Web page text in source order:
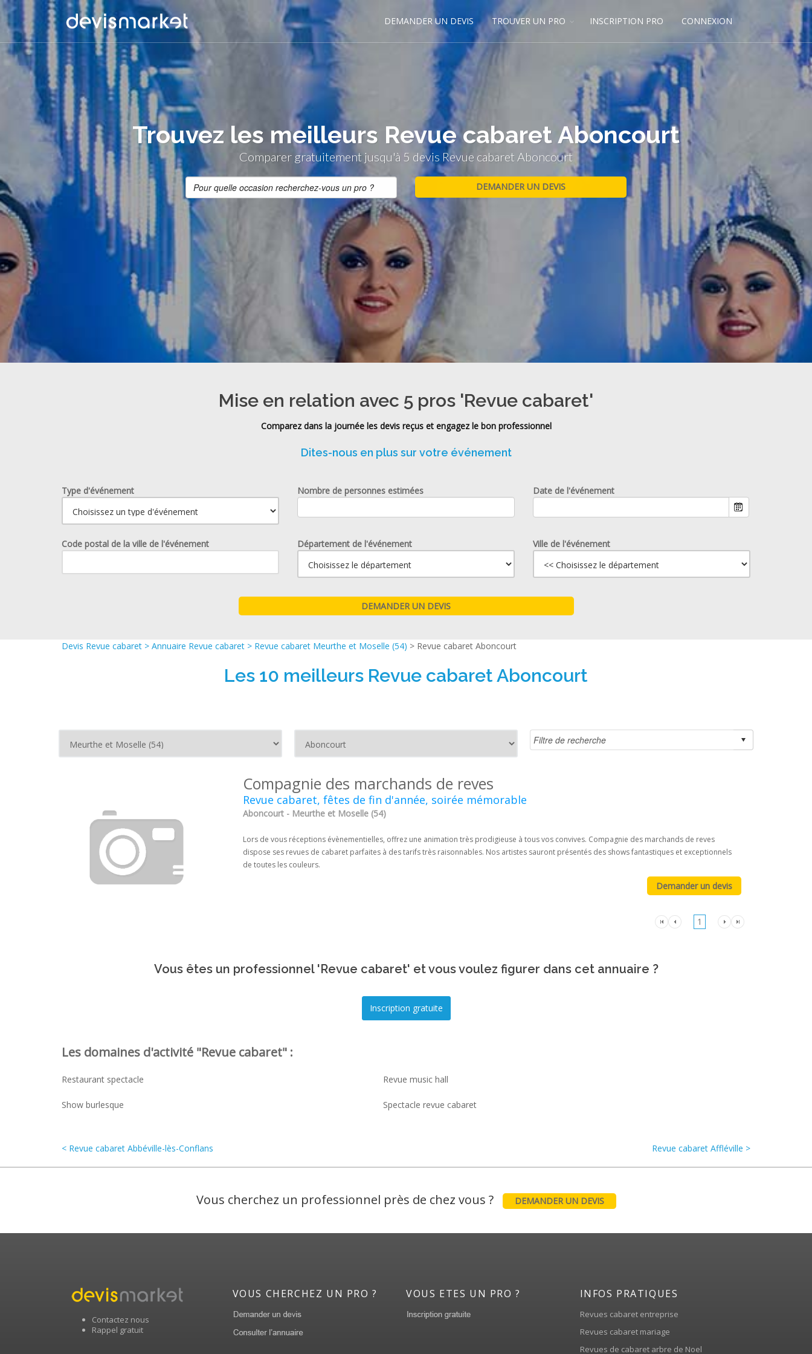
DEMANDER UN DEVIS TROUVER UN PRO INSCRIPTION PRO CONNEXION
Trouvez les meilleurs Revue cabaret Aboncourt
Comparer gratuitement jusqu'à 5 devis Revue cabaret Aboncourt
Mise en relation avec 5 pros 'Revue cabaret'
Comparez dans la journée les devis reçus et engagez le bon professionnel
Dites-nous en plus sur votre événement
Type d'événement Nombre de personnes estimées
Date de l'événement
Code postal de la ville de l'événement Département de l'événement Ville de l'événement
Devis Revue cabaret > Annuaire Revue cabaret > Revue cabaret Meurthe et Moselle (54) > Revue cabaret Aboncourt
Les 10 meilleurs Revue cabaret Aboncourt
Compagnie des marchands de reves
Revue cabaret, fêtes de fin d'année, soirée mémorable
Aboncourt - Meurthe et Moselle (54)
Lors de vous réceptions évènementielles, offrez une animation très prodigieuse à tous vos convives. Compagnie des marchands de reves
dispose ses revues de cabaret parfaites à des tarifs très raisonnables. Nos artistes sauront présentés des shows fantastiques et exceptionnels
de toutes les couleurs.
1
Vous êtes un professionnel 'Revue cabaret' et vous voulez figurer dans cet annuaire ?
Les domaines d'activité "Revue cabaret" :
Restaurant spectacle Revue music hall
Show burlesque Spectacle revue cabaret
< Revue cabaret Abbéville-lès-Conflans Revue cabaret Affléville >
Vous cherchez un professionnel près de chez vous ? DEMANDER UN DEVIS
Contactez nous
Rappel gratuit
VOUS CHERCHEZ UN PRO ? VOUS ETES UN PRO ? INFOS PRATIQUES
Revues cabaret entreprise
Revues cabaret mariage
Revues de cabaret arbre de Noel